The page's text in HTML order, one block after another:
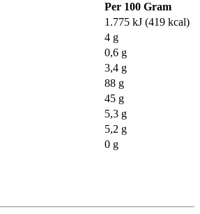
Per 100 Gram
1.775 kJ (419 kcal)
4 g
0,6 g
3,4 g
88 g
45 g
5,3 g
5,2 g
0 g